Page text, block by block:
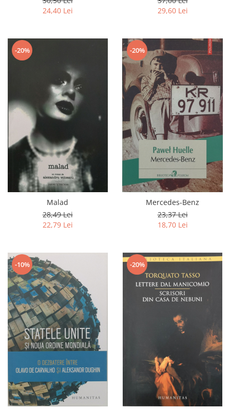
24,40 Lei
29,60 Lei
-20%
Malad
28,49 Lei
22,79 Lei
-20%
Mercedes-Benz
23,37 Lei
18,70 Lei
-10% -20%